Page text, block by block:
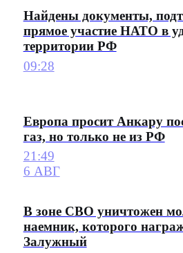
Найдены документы,
прямое участие НАТО в
территории РФ
09:28
Европа просит Анкару
газ, но только не из РФ
21:49
6 АВГ
В зоне СВО уничтожен
наемник, которого
Залужный